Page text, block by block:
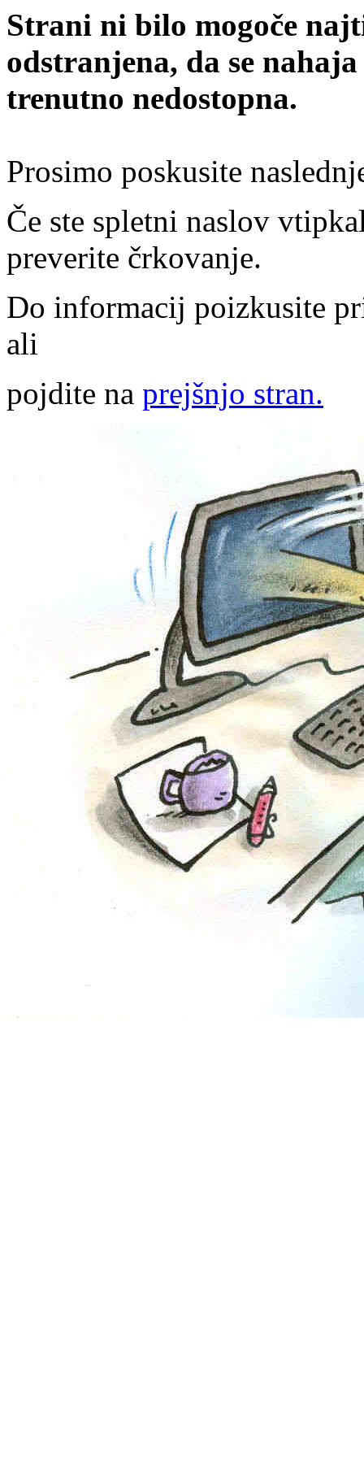
Strani ni bilo mogoče
odstranjena, da se
trenutno nedostopna.
Prosimo poskusite
Če ste spletni naslov
preverite črkovanje.
Do informacij poizkusite
ali
pojdite na prejšnjo stran.